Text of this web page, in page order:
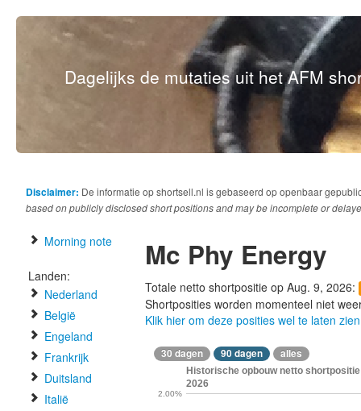
Dagelijks de mutaties uit het AFM
Disclaimer: De informatie op shortsell.nl is gebaseerd op openbaar
based on publicly disclosed short positions and may be incomplete or
Morning note
Landen:
Nederland
België
Engeland
Frankrijk
Duitsland
Italië
Mc Phy Energy
Totale netto shortpositie op Aug. 9, 2026:
Shortposities worden momenteel niet
Klik hier om deze posities wel te laten zien
30 dagen 90 dagen alles
Historische opbouw netto
2026
2.00%